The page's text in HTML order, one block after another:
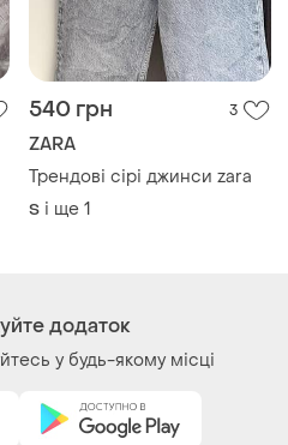
540 грн 3
ZARA
Трендові сірі джинси zara
S і ще 1
додаток
у будь-якому місці